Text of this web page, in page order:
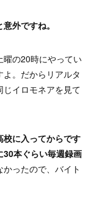
外ですね。
曜の20時にやってい
。だからリアルタ
イロモネアを見て
校に入ってからです
30本ぐらい毎週録画
ったので、バイト